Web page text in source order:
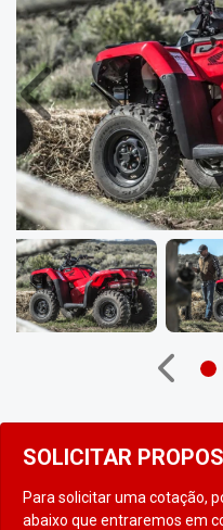
SOLICITAR
Para solicitar uma cotação,
abaixo que entraremos em
Anterior